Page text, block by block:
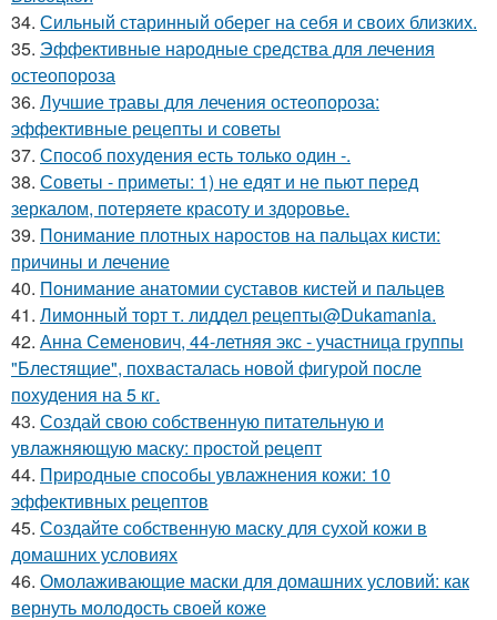
34. Сильный старинный оберег на себя и своих близких.
35. Эффективные народные средства для лечения
остеопороза
36. Лучшие травы для лечения остеопороза:
эффективные рецепты и советы
37. Способ похудения есть только один -.
38. Советы - приметы: 1) не едят и не пьют перед
зеркалом, потеряете красоту и здоровье.
39. Понимание плотных наростов на пальцах кисти:
причины и лечение
40. Понимание анатомии суставов кистей и пальцев
41. Лимонный торт т. лиддел рецепты@Dukamania.
42. Анна Семенович, 44-летняя экс - участница группы
"Блестящие", похвасталась новой фигурой после
похудения на 5 кг.
43. Создай свою собственную питательную и
увлажняющую маску: простой рецепт
44. Природные способы увлажнения кожи: 10
эффективных рецептов
45. Создайте собственную маску для сухой кожи в
домашних условиях
46. Омолаживающие маски для домашних условий: как
вернуть молодость своей коже